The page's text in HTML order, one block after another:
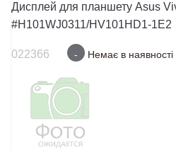
Дисплей для планшету Asus
#H101WJ0311/HV101HD1-1E2
022366 - Немає в наявності